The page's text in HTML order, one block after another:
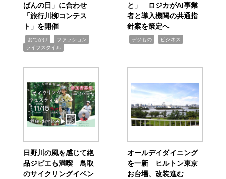
ばんの日」に合わせ
「旅行川柳コンテス
ト」を開催
おでかけ ファッション
ライフスタイル
と」 ロジカがAI事業
者と導入機関の共通指
針案を策定へ
デジもの ビジネス
日野川の風を感じて絶
品ジビエも満喫 鳥取
のサイクリングイベン
オールデイダイニング
を一新 ヒルトン東京
お台場、改装進む